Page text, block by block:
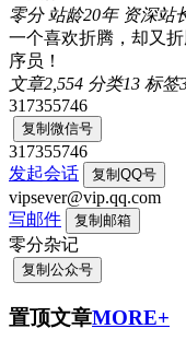
零分 站龄20年 资深站
一个喜欢折腾，却又
序员！
文章2,554 分类13 标签
317355746
复制微信号
317355746
发起会话
复制QQ号
vipsever@vip.qq.com
写邮件
复制邮箱
零分杂记
复制公众号
置顶文章MORE+